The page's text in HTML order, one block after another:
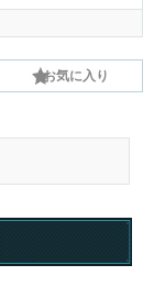
お気に入り